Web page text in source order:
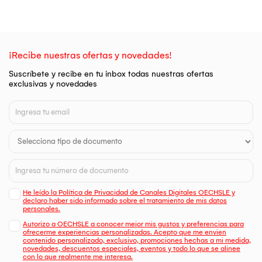
¡Recibe nuestras ofertas y novedades!
Suscríbete y recibe en tu inbox todas nuestras ofertas
exclusivas y novedades
He leído la Política de Privacidad de Canales Digitales OECHSLE y
declaro haber sido informado sobre el tratamiento de mis datos
personales.
Autorizo a OECHSLE a conocer mejor mis gustos y preferencias para
ofrecerme experiencias personalizadas. Acepto que me envien
contenido personalizado, exclusivo, promociones hechas a mi medida,
novedades, descuentos especiales, eventos y todo lo que se alinee
con lo que realmente me interesa.